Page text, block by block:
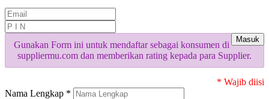
Masuk
Gunakan Form ini untuk mendaftar sebagai konsumen di
suppliermu.com dan memberikan rating kepada para Supplier.
* Wajib diisi
Nama Lengkap *